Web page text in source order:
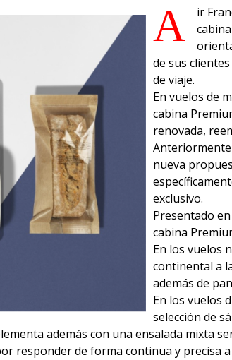
A
ir
de sus
de viaje.
En vuelos de
cabina
renovada,
Anteriormente
nueva
exclusivo.
Presentado
cabina
En los vuelos
continental a
además de
En los vuelos
selección de
además con una ensalada mixta
responder de forma continua y precisa